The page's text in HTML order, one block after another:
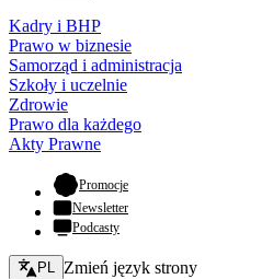
Kadry i BHP
Prawo w biznesie
Samorząd i administracja
Szkoły i uczelnie
Zdrowie
Prawo dla każdego
Akty Prawne
Promocje- otwiera się w nowej karcie
Newsletter
Podcasty
Zmień język - bieżący:
PL Zmień język strony